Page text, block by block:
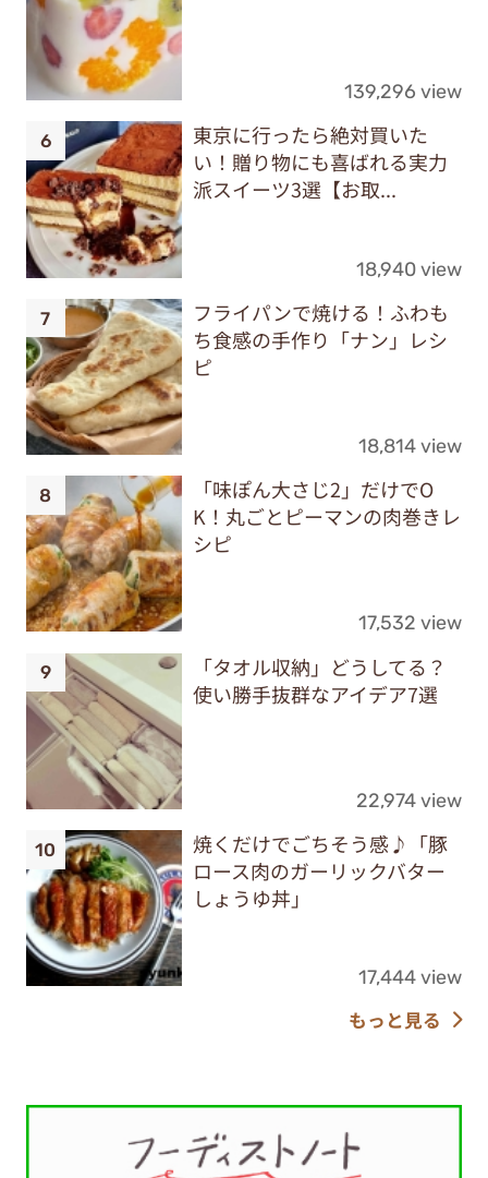
139,296 view
東京に行ったら絶対買いた
い！贈り物にも喜ばれる実力
派スイーツ3選【お取...
18,940 view
フライパンで焼ける！ふわも
ち食感の手作り「ナン」レシ
ピ
18,814 view
「味ぽん大さじ2」だけでO
K！丸ごとピーマンの肉巻きレ
シピ
17,532 view
「タオル収納」どうしてる？
使い勝手抜群なアイデア7選
22,974 view
焼くだけでごちそう感♪「豚
ロース肉のガーリックバター
しょうゆ丼」
17,444 view
もっと見る